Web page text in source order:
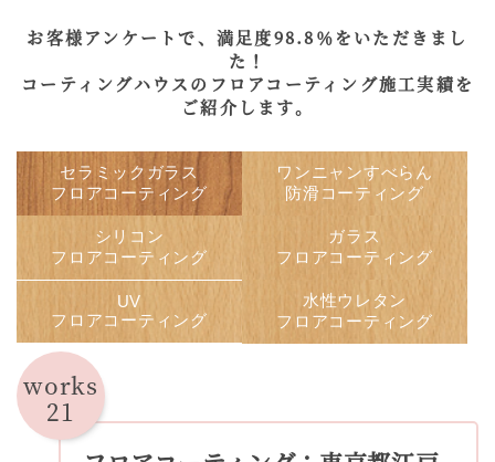
お客様アンケートで、満足度98.8％をいただきまし
た！
コーティングハウスのフロアコーティング施工実績を
ご紹介します。
セラミックガラス
フロアコーティング
ワンニャンすべらん
防滑コーティング
シリコン
フロアコーティング
ガラス
フロアコーティング
UV
フロアコーティング
水性ウレタン
フロアコーティング
works
21